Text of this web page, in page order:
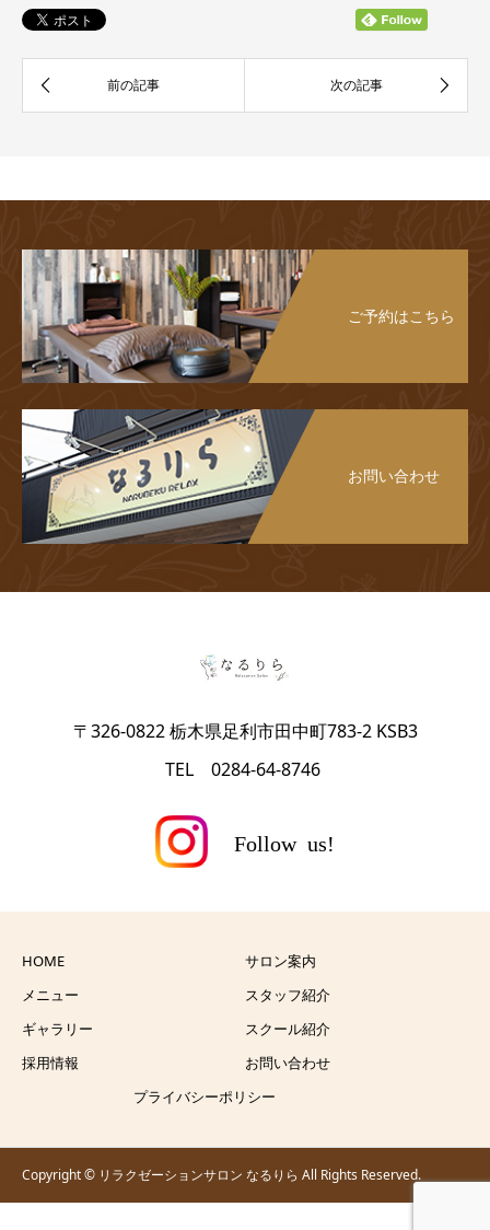
ご予約はこちら
お問い合わせ
〒326-0822 栃木県足利市田中町783-2 KSB3
TEL 0284-64-8746
HOME
サロン案内
メニュー
スタッフ紹介
ギャラリー
スクール紹介
採用情報
お問い合わせ
プライバシーポリシー
Copyright © リラクゼーションサロン なるりら All Rights Reserved.